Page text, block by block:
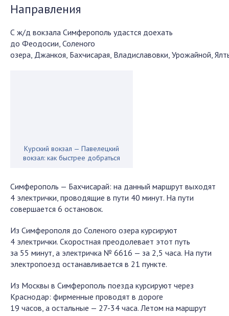
Направления
С ж/д вокзала Симферополь удастся доехать
до Феодосии, Соленого
озера, Джанкоя, Бахчисарая, Владиславовки, Урожайной,
Курский вокзал — Павелецкий
вокзал: как быстрее добраться
Симферополь — Бахчисарай: на данный маршрут выходят
4 электрички, проводящие в пути 40 минут. На пути
совершается 6 остановок.
Из Симферополя до Соленого озера курсируют
4 электрички. Скоростная преодолевает этот путь
за 55 минут, а электричка № 6616 — за 2,5 часа. На пути
электропоезд останавливается в 21 пункте.
Из Москвы в Симферополь поезда курсируют через
Краснодар: фирменные проводят в дороге
19 часов, а остальные — 27-34 часа. Летом на маршрут